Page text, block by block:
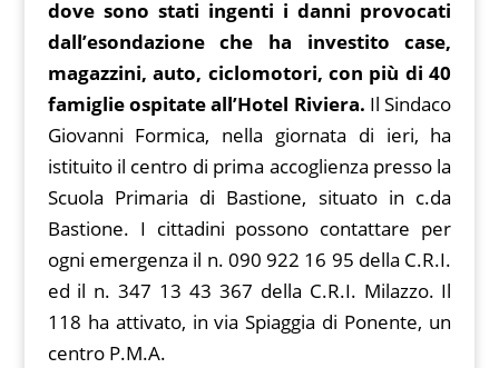
o
o
k
A
p
p
er Li
n
k
ar
d
a
m
dove sono stati ingenti i danni provocati
dall’esondazione che ha investito case,
magazzini, auto, ciclomotori, con più di 40
famiglie ospitate all’Hotel Riviera. Il Sindaco
Giovanni Formica, nella giornata di ieri, ha
istituito il centro di prima accoglienza presso la
Scuola Primaria di Bastione, situato in c.da
Bastione. I cittadini possono contattare per
ogni emergenza il n. 090 922 16 95 della C.R.I.
ed il n. 347 13 43 367 della C.R.I. Milazzo. Il
118 ha attivato, in via Spiaggia di Ponente, un
centro P.M.A.